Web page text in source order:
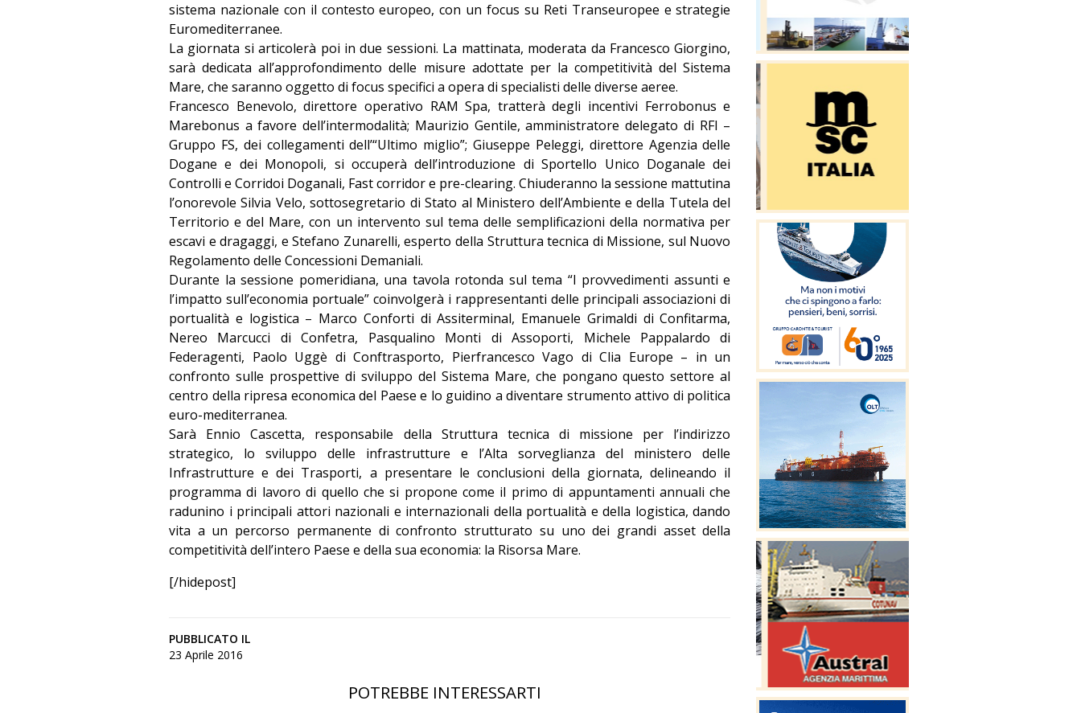
sistema nazionale con il contesto europeo, con un focus su Reti Transeuropee e strategie
Euromediterranee.
La giornata si articolerà poi in due sessioni. La mattinata, moderata da Francesco Giorgino,
sarà dedicata all’approfondimento delle misure adottate per la competitività del Sistema
Mare, che saranno oggetto di focus specifici a opera di specialisti delle diverse aeree.
Francesco Benevolo, direttore operativo RAM Spa, tratterà degli incentivi Ferrobonus e
Marebonus a favore dell’intermodalità; Maurizio Gentile, amministratore delegato di RFI –
Gruppo FS, dei collegamenti dell’“Ultimo miglio”; Giuseppe Peleggi, direttore Agenzia delle
Dogane e dei Monopoli, si occuperà dell’introduzione di Sportello Unico Doganale dei
Controlli e Corridoi Doganali, Fast corridor e pre-clearing. Chiuderanno la sessione mattutina
l’onorevole Silvia Velo, sottosegretario di Stato al Ministero dell’Ambiente e della Tutela del
Territorio e del Mare, con un intervento sul tema delle semplificazioni della normativa per
escavi e dragaggi, e Stefano Zunarelli, esperto della Struttura tecnica di Missione, sul Nuovo
Regolamento delle Concessioni Demaniali.
Durante la sessione pomeridiana, una tavola rotonda sul tema “I provvedimenti assunti e
l’impatto sull’economia portuale” coinvolgerà i rappresentanti delle principali associazioni di
portualità e logistica – Marco Conforti di Assiterminal, Emanuele Grimaldi di Confitarma,
Nereo Marcucci di Confetra, Pasqualino Monti di Assoporti, Michele Pappalardo di
Federagenti, Paolo Uggè di Conftrasporto, Pierfrancesco Vago di Clia Europe – in un
confronto sulle prospettive di sviluppo del Sistema Mare, che pongano questo settore al
centro della ripresa economica del Paese e lo guidino a diventare strumento attivo di politica
euro-mediterranea.
Sarà Ennio Cascetta, responsabile della Struttura tecnica di missione per l’indirizzo
strategico, lo sviluppo delle infrastrutture e l’Alta sorveglianza del ministero delle
Infrastrutture e dei Trasporti, a presentare le conclusioni della giornata, delineando il
programma di lavoro di quello che si propone come il primo di appuntamenti annuali che
radunino i principali attori nazionali e internazionali della portualità e della logistica, dando
vita a un percorso permanente di confronto strutturato su uno dei grandi asset della
competitività dell’intero Paese e della sua economia: la Risorsa Mare.
[/hidepost]
PUBBLICATO IL
23 Aprile 2016
POTREBBE INTERESSARTI